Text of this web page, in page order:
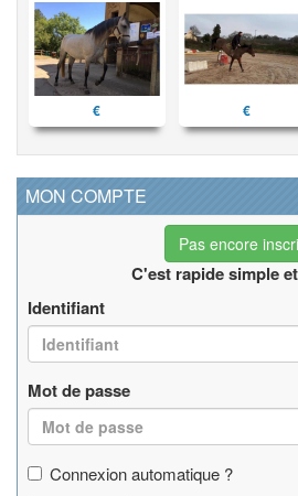
€ €
MON COMPTE
Pas encore
C'est rapide simple
Identifiant
Mot de passe
Connexion automatique ?